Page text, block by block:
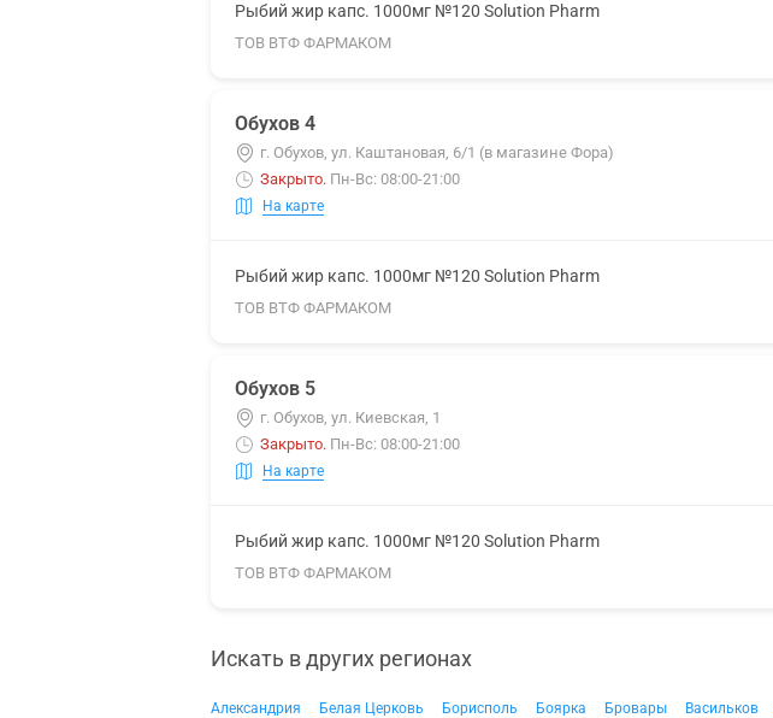
Рыбий жир капс. 1000мг №120 Solution Pharm
ТОВ ВТФ ФАРМАКОМ
Обухов 4
г. Обухов, ул. Каштановая, 6/1 (в магазине Фора)
Закрыто. Пн-Вс: 08:00-21:00
На карте
Рыбий жир капс. 1000мг №120 Solution Pharm
ТОВ ВТФ ФАРМАКОМ
Обухов 5
г. Обухов, ул. Киевская, 1
Закрыто. Пн-Вс: 08:00-21:00
На карте
Рыбий жир капс. 1000мг №120 Solution Pharm
ТОВ ВТФ ФАРМАКОМ
Искать в других регионах
Александрия Белая Церковь Борисполь Боярка Бровары Васильков